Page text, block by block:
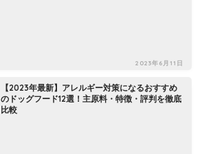
2023年6月11日
【2023年最新】アレルギー対策になるおすすめ
のドッグフード12選！主原料・特徴・評判を徹底
比較